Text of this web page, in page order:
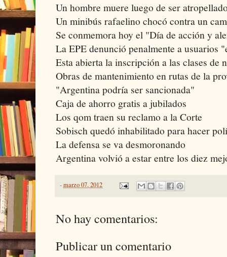
Un hombre muere luego de ser
Un minibús rafaelino chocó contra un
Se conmemora hoy el "Día de acción y
La EPE denunció penalmente a usuarios
Esta abierta la inscripción a las clases de
Obras de mantenimiento en rutas de la
"Argentina podría ser sancionada"
Caja de ahorro gratis a jubilados
Los qom traen su reclamo a la Corte
Sobisch quedó inhabilitado para hacer
La defensa se va desmoronando
Argentina volvió a estar entre los diez
-marzo 07, 2012
No hay comentarios:
Publicar un comentario